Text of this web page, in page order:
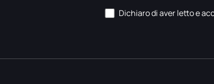
Dichiaro di aver letto e